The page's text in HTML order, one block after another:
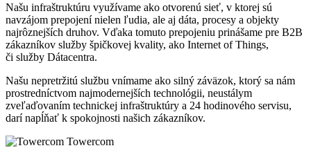
Našu infraštruktúru využívame ako otvorenú sieť, v ktorej sú
navzájom prepojení nielen ľudia, ale aj dáta, procesy a objekty
najrôznejších druhov. Vďaka tomuto prepojeniu prinášame pre B2B
zákazníkov služby špičkovej kvality, ako Internet of Things,
či služby Dátacentra.
Našu nepretržitú službu vnímame ako silný záväzok, ktorý sa nám
prostredníctvom najmodernejších technológii, neustálym
zveľaďovaním technickej infraštruktúry a 24 hodinového servisu,
darí napĺňať k spokojnosti našich zákazníkov.
Towercom